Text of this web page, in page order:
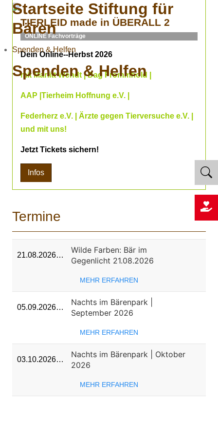
Startseite Stiftung für
Bären
Spenden & Helfen
Spenden & Helfen
TIERLEID made in ÜBERALL 2
ONLINE Fachvorträge
Dein Online--Herbst 2026
mit Marlitt Wendt | Dag Frommhold |
AAP |Tierheim Hoffnung e.V. |
Federherz e.V. | Ärzte gegen Tierversuche e.V. |
und mit uns!
Jetzt Tickets sichern!
Infos
Termine
21.08.2026…
Wilde Farben: Bär im
Gegenlicht 21.08.2026
MEHR ERFAHREN
05.09.2026…
Nachts im Bärenpark |
September 2026
MEHR ERFAHREN
03.10.2026…
Nachts im Bärenpark | Oktober
2026
MEHR ERFAHREN